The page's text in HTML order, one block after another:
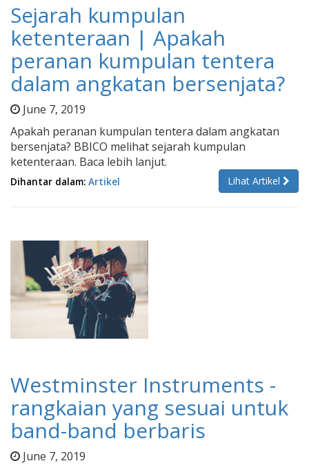
Sejarah kumpulan
ketenteraan | Apakah
peranan kumpulan tentera
dalam angkatan bersenjata?
June 7, 2019
Apakah peranan kumpulan tentera dalam angkatan
bersenjata? BBICO melihat sejarah kumpulan
ketenteraan. Baca lebih lanjut.
Lihat Artikel
Dihantar dalam: Artikel
Westminster Instruments -
rangkaian yang sesuai untuk
band-band berbaris
June 7, 2019